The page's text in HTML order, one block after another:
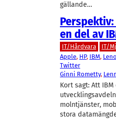
gällande…
en del av
IT/Hårdvara IT/
Apple, HP, IBM,
Twitter
Ginni Rometty,
Kort sagt: Att
molntjänster,
stora